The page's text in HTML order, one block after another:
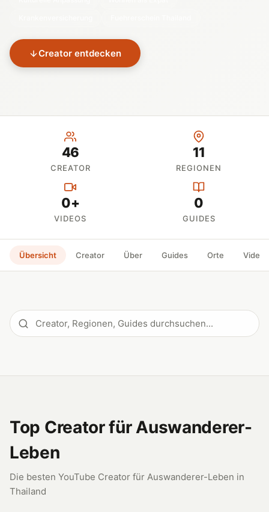
Creator entdecken
46
CREATOR
11
REGIONEN
0+
VIDEOS
0
GUIDES
Übersicht Creator Über Guides Orte Videos
Top Creator für Auswanderer-
Leben
Die besten YouTube Creator für Auswanderer-Leben in
Thailand